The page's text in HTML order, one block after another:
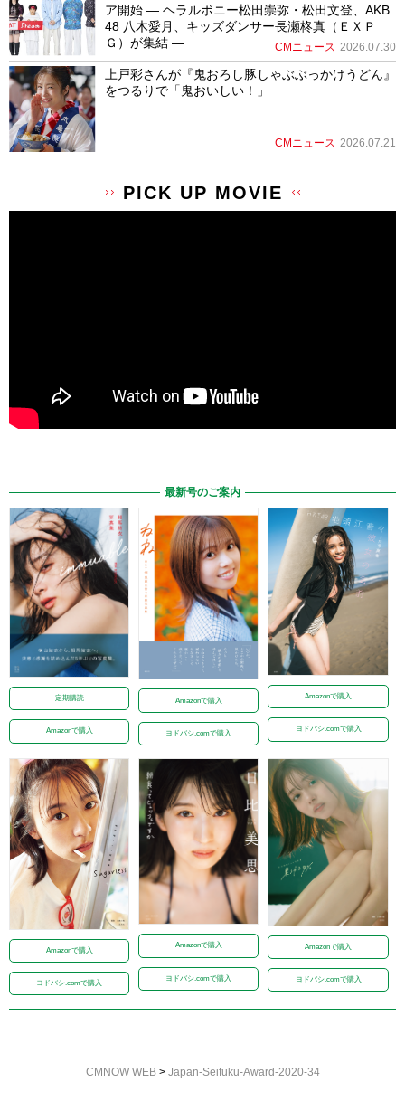
ア開始 ― ヘラルボニー松田崇弥・松田文登、AKB
48 八木愛月、キッズダンサー長瀬柊真（ＥＸＰ
Ｇ）が集結 ―
CMニュース 2026.07.30
上戸彩さんが『鬼おろし豚しゃぶぶっかけうどん』
をつるりで「鬼おいしい！」
CMニュース 2026.07.21
PICK UP MOVIE
最新号のご案内
定期購読
Amazonで購入
Amazonで購入
ヨドバシ.comで購入
Amazonで購入
ヨドバシ.comで購入
Amazonで購入
ヨドバシ.comで購入
Amazonで購入
ヨドバシ.comで購入
Amazonで購入
ヨドバシ.comで購入
CMNOW WEB> Japan-Seifuku-Award-2020-34